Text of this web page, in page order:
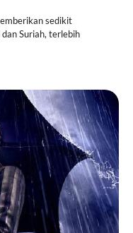
sedikit
Suriah, terlebih